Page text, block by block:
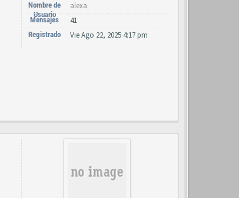
Nombre de
Usuario
alexa
Mensajes 41
Registrado Vie Ago 22, 2025 4:17 pm